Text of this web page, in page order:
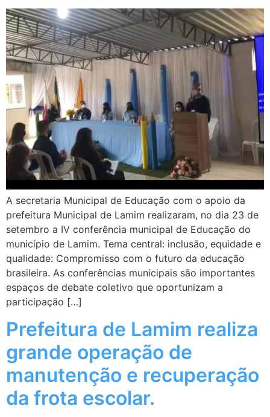
A secretaria Municipal de Educação com o apoio da
prefeitura Municipal de Lamim realizaram, no dia 23 de
setembro a IV conferência municipal de Educação do
município de Lamim. Tema central: inclusão, equidade e
qualidade: Compromisso com o futuro da educação
brasileira. As conferências municipais são importantes
espaços de debate coletivo que oportunizam a
participação […]
Prefeitura de Lamim realiza
grande operação de
manutenção e recuperação
da frota escolar.